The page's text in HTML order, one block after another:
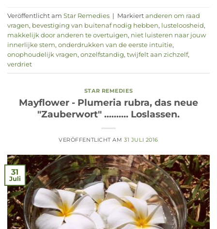
Veröffentlicht am Star Remedies | Markiert anderen om raad
vragen, bevestiging van buitenaf nodig hebben, lusteloosheid,
makkelijk door anderen te overtuigen, niet luisteren naar jouw
innerlijke stem, onderdrukken van de eerste intuïtie,
onophoudelijk vragen, onzelfstandig, twijfelt aan zichzelf,
verdriet
STAR REMEDIES
Mayflower - Plumeria rubra, das neue
"Zauberwort" .......... Loslassen.
VERÖFFENTLICHT AM31 JULI 2016
31
Juli